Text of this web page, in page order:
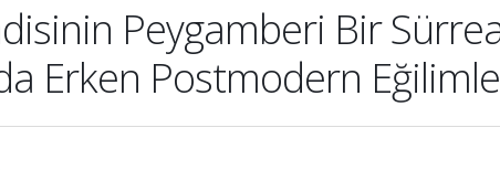
Peygamberi Bir
Erken Postmodern